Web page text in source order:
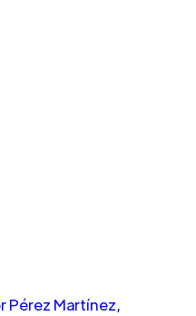
Pérez Martínez,